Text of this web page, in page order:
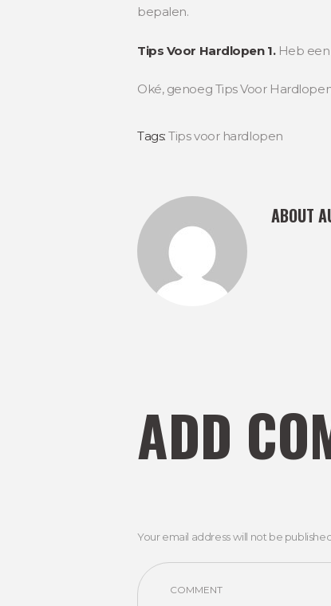
bepalen.
Tips Voor Hardlopen 1.Heb een
Oké, genoeg Tips Voor
Tags:Tips voor hardlopen
ABOUT
ADD
Your email address will not be